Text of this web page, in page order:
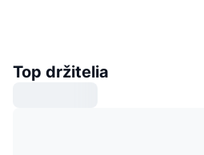
Top držitelia